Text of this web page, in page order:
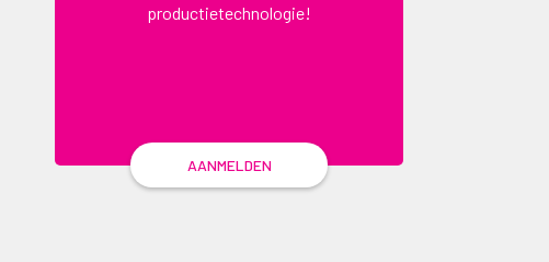
productietechnologie!
AANMELDEN